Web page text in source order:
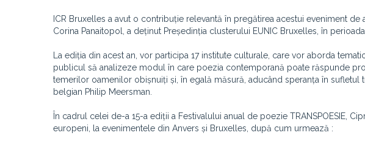
ICR Bruxelles a avut o contribuție relevantă în pregătirea acestui eveniment
Corina Panaitopol, a deținut Președinția clusterului EUNIC Bruxelles, în
La ediția din acest an, vor participa 17 institute culturale, care vor aborda
publicul să analizeze modul în care poezia contemporană poate răspunde
temerilor oamenilor obișnuiți și, în egală măsură, aducând speranța în sufletul
belgian Philip Meersman.
În cadrul celei de-a 15-a ediții a Festivalului anual de poezie TRANSPOESIE,
europeni, la evenimentele din Anvers și Bruxelles, după cum urmează :